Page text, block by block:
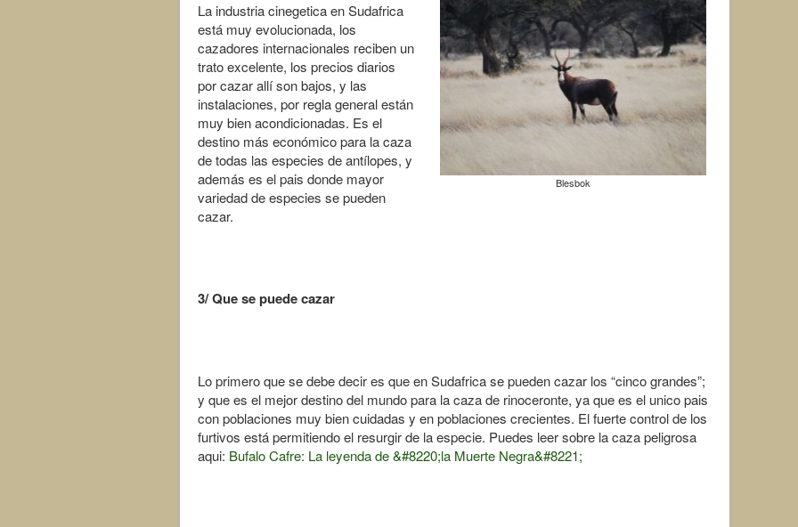
Blesbok
La industria cinegetica en Sudafrica
está muy evolucionada, los
cazadores internacionales reciben un
trato excelente, los precios diarios
por cazar allí son bajos, y las
instalaciones, por regla general están
muy bien acondicionadas. Es el
destino más económico para la caza
de todas las especies de antílopes, y
además es el pais donde mayor
variedad de especies se pueden
cazar.
3/ Que se puede cazar
Lo primero que se debe decir es que en Sudafrica se pueden cazar los “cinco grandes”;
y que es el mejor destino del mundo para la caza de rinoceronte, ya que es el unico pais
con poblaciones muy bien cuidadas y en poblaciones crecientes. El fuerte control de los
furtivos está permitiendo el resurgir de la especie. Puedes leer sobre la caza peligrosa
aqui: Bufalo Cafre: La leyenda de &#8220;la Muerte Negra&#8221;